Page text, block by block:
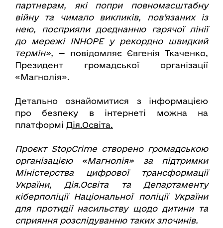
партнерам, які попри повномасштабну
війну та чимало викликів, пов’язаних із
нею, посприяли доєднанню гарячої лінії
до мережі INHOPE у рекордно швидкий
термін», — повідомляє Євгенія Ткаченко,
Президент громадської організації
«Магнолія».
Детально ознайомитися з інформацією
про безпеку в інтернеті можна на
платформі Дія.Освіта.
Проєкт StopCrime створено громадською
організацією «Магнолія» за підтримки
Міністерства цифрової трансформації
України, Дія.Освіта та Департаменту
кіберполіції Національної поліції України
для протидії насильству щодо дитини та
сприяння розслідуванню таких злочинів.